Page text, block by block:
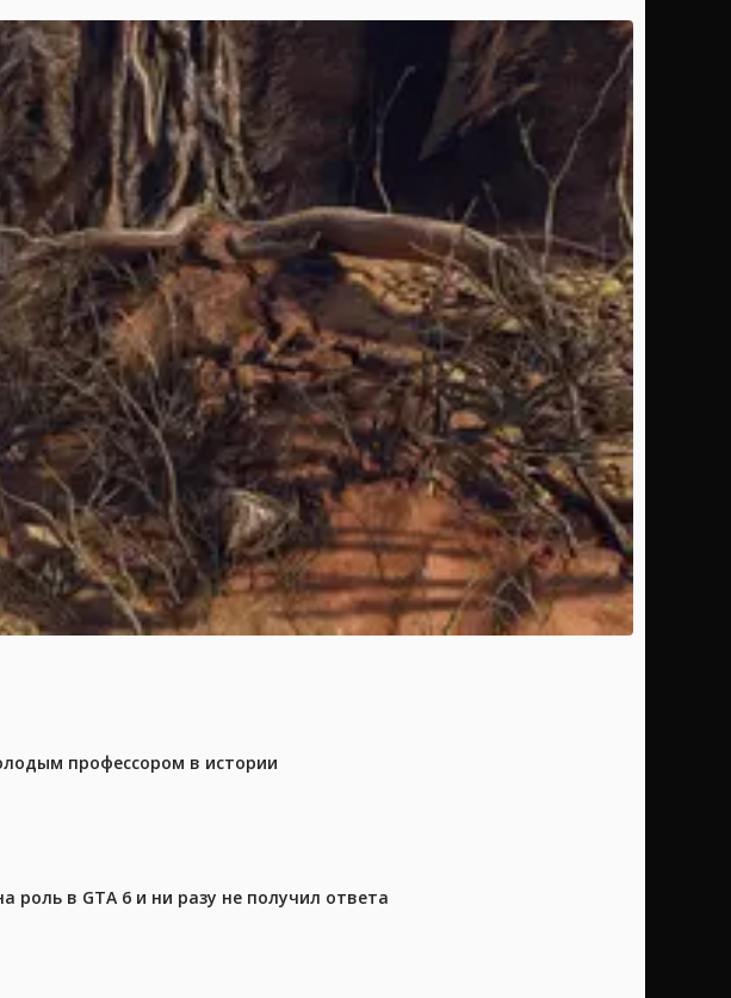
профессором в истории
роль в GTA 6 и ни разу не получил ответа